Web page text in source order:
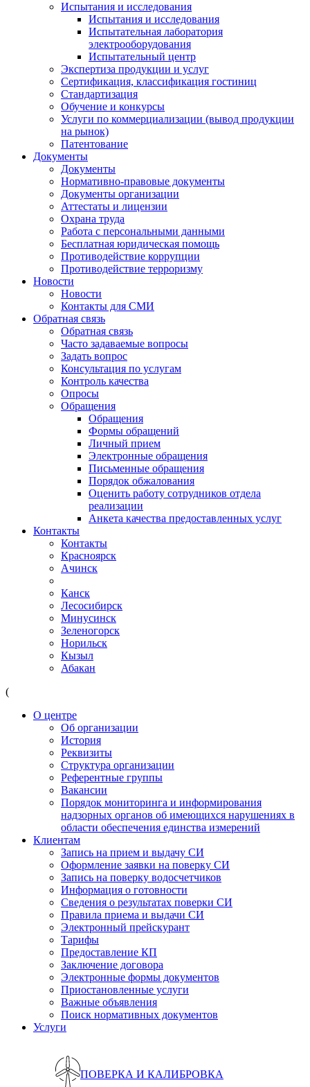
Испытания и исследования
Испытания и исследования
Испытательная лаборатория
электрооборудования
Испытательный центр
Экспертиза продукции и услуг
Сертификация, классификация гостиниц
Стандартизация
Обучение и конкурсы
Услуги по коммерциализации (вывод продукции
на рынок)
Патентование
Документы
Документы
Нормативно-правовые документы
Документы организации
Аттестаты и лицензии
Охрана труда
Работа с персональными данными
Бесплатная юридическая помощь
Противодействие коррупции
Противодействие терроризму
Новости
Новости
Контакты для СМИ
Обратная связь
Обратная связь
Часто задаваемые вопросы
Задать вопрос
Консультация по услугам
Контроль качества
Опросы
Обращения
Обращения
Формы обращений
Личный прием
Электронные обращения
Письменные обращения
Порядок обжалования
Оценить работу сотрудников отдела
реализации
Анкета качества предоставленных услуг
Контакты
Контакты
Красноярск
Ачинск
Канск
Лесосибирск
Минусинск
Зеленогорск
Норильск
Кызыл
Абакан
(
О центре
Об организации
История
Реквизиты
Структура организации
Референтные группы
Вакансии
Порядок мониторинга и информирования
надзорных органов об имеющихся нарушениях в
области обеспечения единства измерений
Клиентам
Запись на прием и выдачу СИ
Оформление заявки на поверку СИ
Запись на поверку водосчетчиков
Информация о готовности
Сведения о результатах поверки СИ
Правила приема и выдачи СИ
Электронный прейскурант
Тарифы
Предоставление КП
Заключение договора
Электронные формы документов
Приостановленные услуги
Важные объявления
Поиск нормативных документов
Услуги
ПОВЕРКА И КАЛИБРОВКА